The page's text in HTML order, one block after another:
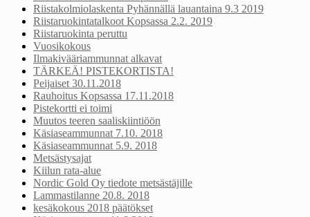
Riistakolmiolaskenta Pyhännällä lauantaina 9.3 2019
Riistaruokintatalkoot Kopsassa 2.2. 2019
Riistaruokinta peruttu
Vuosikokous
Ilmakivääriammunnat alkavat
TÄRKEÄ! PISTEKORTISTA!
Peijaiset 30.11.2018
Rauhoitus Kopsassa 17.11.2018
Pistekortti ei toimi
Muutos teeren saaliskiintiöön
Käsiaseammunnat 7.10. 2018
Käsiaseammunnat 5.9. 2018
Metsästysajat
Kiilun rata-alue
Nordic Gold Oy tiedote metsästäjille
Lammastilanne 20.8. 2018
kesäkokous 2018 päätökset